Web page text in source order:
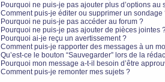
Pourquoi ne puis-je pas ajouter plus d’options au
Comment puis-je éditer ou supprimer un sondage
Pourquoi ne puis-je pas accéder au forum ?
Pourquoi ne puis-je pas ajouter de pièces jointes
Pourquoi ai-je reçu un avertissement ?
Comment puis-je rapporter des messages à un
Qu’est-ce le bouton “Sauvegarder” lors de la
Pourquoi mon message a-t-il besoin d’être
Comment puis-je remonter mes sujets ?